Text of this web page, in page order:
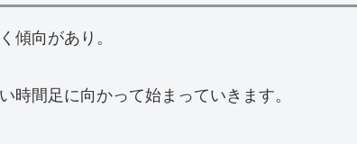
傾向があり。
時間足に向かって始まっていきます。